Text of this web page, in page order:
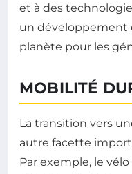
et à des
un développement
planète pour les
MOBILITÉ
La transition vers
autre facette
Par exemple, le